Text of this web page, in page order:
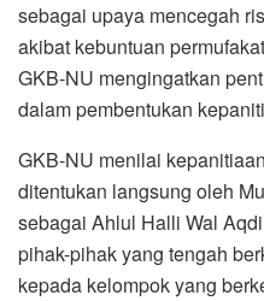
sebagai upaya mencegah
akibat kebuntuan
GKB-NU mengingatkan
dalam pembentukan
GKB-NU menilai
ditentukan langsung oleh
sebagai Ahlul Halli Wal
pihak-pihak yang tengah
kepada kelompok yang